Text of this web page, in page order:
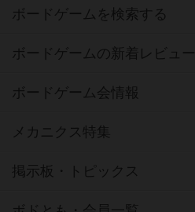
ボードゲームを検索する
ボードゲームの新着レビュー
ボードゲーム会情報
メカニクス特集
掲示板・トピックス